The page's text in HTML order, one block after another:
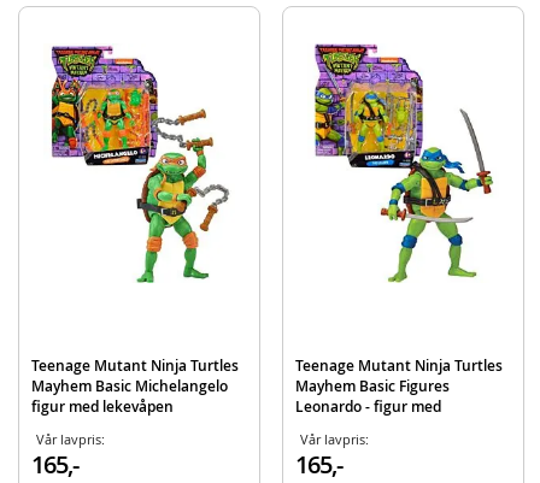
Batteribehov: 3 x AAA-batterier (inkludert)
Alder: fra 3 år
Produktdetaljer
Modell
Teenage Mutant Ninja Turtles
Mayhem Basic Michelangelo
figur med lekevåpen
Vår lavpris:
165,-
Teenage Mutant Ninja Turtles
Mayhem Basic Figures
Leonardo - figur med
Vår lavpris:
165,-